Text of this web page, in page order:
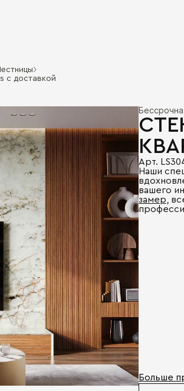
с доставкой
Арт.
Наши
вашего
замер ,
Больше